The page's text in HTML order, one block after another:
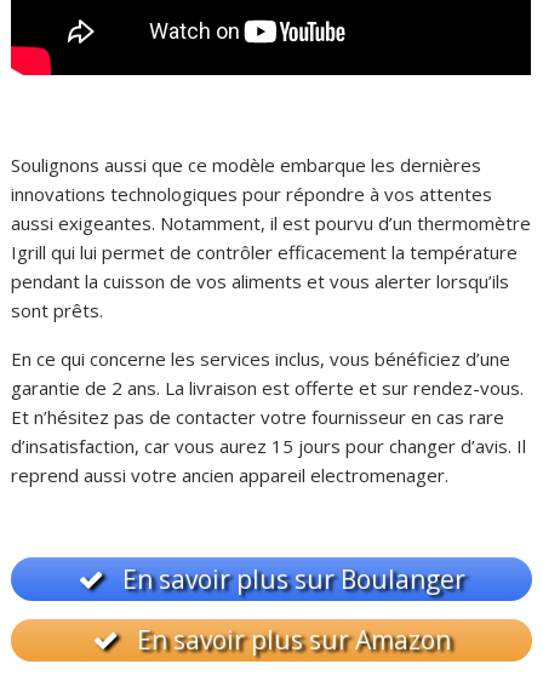
Soulignons aussi que ce modèle embarque les dernières
innovations technologiques pour répondre à vos attentes
aussi exigeantes. Notamment, il est pourvu d’un thermomètre
Igrill qui lui permet de contrôler efficacement la température
pendant la cuisson de vos aliments et vous alerter lorsqu’ils
sont prêts.
En ce qui concerne les services inclus, vous bénéficiez d’une
garantie de 2 ans. La livraison est offerte et sur rendez-vous.
Et n’hésitez pas de contacter votre fournisseur en cas rare
d’insatisfaction, car vous aurez 15 jours pour changer d’avis. Il
reprend aussi votre ancien appareil electromenager.
En savoir plus sur Boulanger
En savoir plus sur Amazon